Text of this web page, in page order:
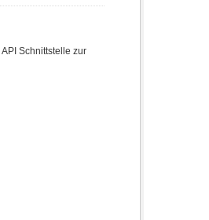
Schnittstelle zur